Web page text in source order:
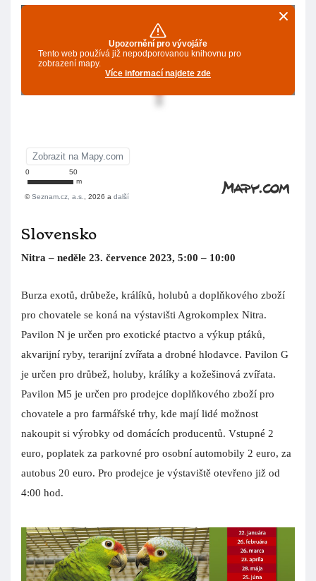
Slovensko
Nitra – neděle 23. července 2023, 5:00 – 10:00
Burza exotů, drůbeže, králíků, holubů a doplňkového zboží
pro chovatele se koná na výstavišti Agrokomplex Nitra.
Pavilon N je určen pro exotické ptactvo a výkup ptáků,
akvarijní ryby, terarijní zvířata a drobné hlodavce. Pavilon G
je určen pro drůbež, holuby, králíky a kožešinová zvířata.
Pavilon M5 je určen pro prodejce doplňkového zboží pro
chovatele a pro farmářské trhy, kde mají lidé možnost
nakoupit si výrobky od domácích producentů. Vstupné 2
euro, poplatek za parkovné pro osobní automobily 2 euro, za
autobus 20 euro. Pro prodejce je výstaviště otevřeno již od
4:00 hod.